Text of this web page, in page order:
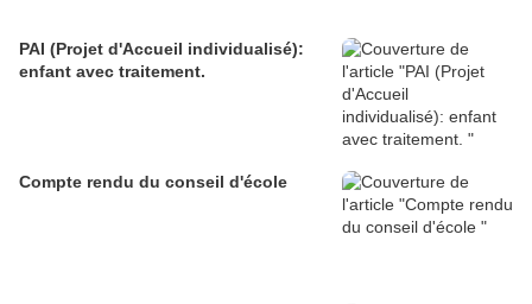
PAI (Projet d'Accueil individualisé):
enfant avec traitement.
Compte rendu du conseil d'école